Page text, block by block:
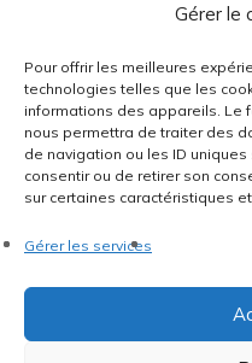
Gérer le
Pour offrir les meilleures
technologies telles que les
informations des appareils. Le
nous permettra de traiter des
de navigation ou les ID
consentir ou de retirer son
sur certaines caractéristiques
Gérer les services
toujours des pépites
confidentialité
Politique de cookies•